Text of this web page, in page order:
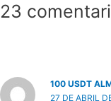
23
100 USDT
27 DE ABRIL